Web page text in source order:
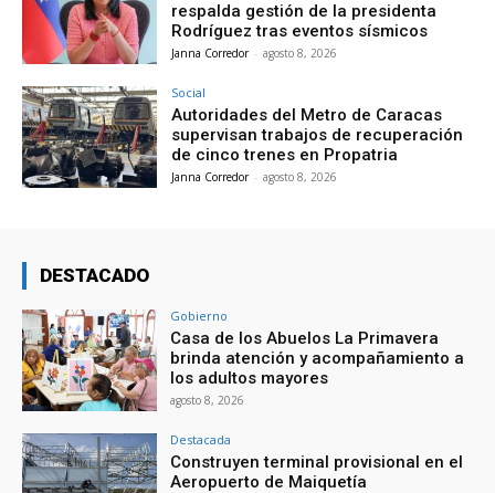
respalda gestión de la presidenta
Rodríguez tras eventos sísmicos
Janna Corredor - agosto 8, 2026
Social
Autoridades del Metro de Caracas
supervisan trabajos de recuperación
de cinco trenes en Propatria
Janna Corredor - agosto 8, 2026
DESTACADO
Gobierno
Casa de los Abuelos La Primavera
brinda atención y acompañamiento a
los adultos mayores
agosto 8, 2026
Destacada
Construyen terminal provisional en el
Aeropuerto de Maiquetía